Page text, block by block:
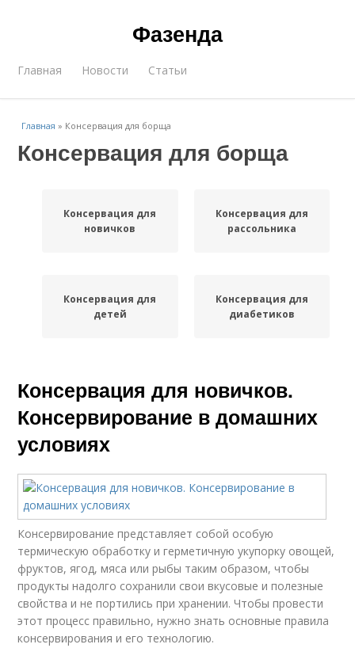
Фазенда
Главная Новости Статьи
Главная » Консервация для борща
Консервация для борща
Консервация для
новичков
Консервация для
рассольника
Консервация для
детей
Консервация для
диабетиков
Консервация для новичков.
Консервирование в домашних
условиях
Консервирование представляет собой особую
термическую обработку и герметичную укупорку овощей,
фруктов, ягод, мяса или рыбы таким образом, чтобы
продукты надолго сохранили свои вкусовые и полезные
свойства и не портились при хранении. Чтобы провести
этот процесс правильно, нужно знать основные правила
консервирования и его технологию.